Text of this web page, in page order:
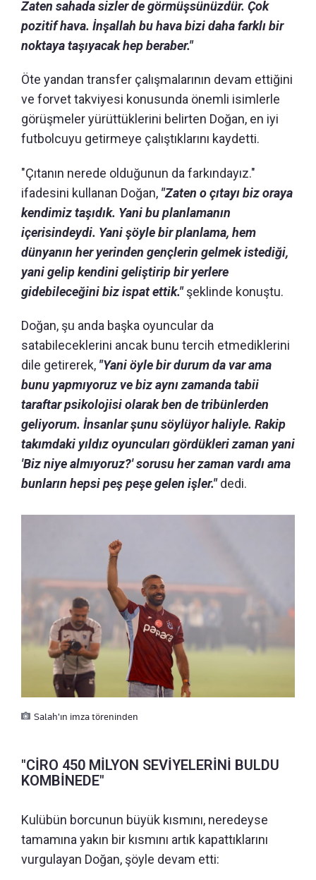
Zaten sahada sizler de görmüşsünüzdür. Çok
pozitif hava. İnşallah bu hava bizi daha farklı bir
noktaya taşıyacak hep beraber."
Öte yandan transfer çalışmalarının devam ettiğini
ve forvet takviyesi konusunda önemli isimlerle
görüşmeler yürüttüklerini belirten Doğan, en iyi
futbolcuyu getirmeye çalıştıklarını kaydetti.
"Çıtanın nerede olduğunun da farkındayız."
ifadesini kullanan Doğan, "Zaten o çıtayı biz oraya
kendimiz taşıdık. Yani bu planlamanın
içerisindeydi. Yani şöyle bir planlama, hem
dünyanın her yerinden gençlerin gelmek istediği,
yani gelip kendini geliştirip bir yerlere
gidebileceğini biz ispat ettik."şeklinde konuştu.
Doğan, şu anda başka oyuncular da
satabileceklerini ancak bunu tercih etmediklerini
dile getirerek, "Yani öyle bir durum da var ama
bunu yapmıyoruz ve biz aynı zamanda tabii
taraftar psikolojisi olarak ben de tribünlerden
geliyorum. İnsanlar şunu söylüyor haliyle. Rakip
takımdaki yıldız oyuncuları gördükleri zaman yani
'Biz niye almıyoruz?' sorusu her zaman vardı ama
bunların hepsi peş peşe gelen işler."dedi.
Salah'ın imza töreninden
"CİRO 450 MİLYON SEVİYELERİNİ BULDU
KOMBİNEDE"
Kulübün borcunun büyük kısmını, neredeyse
tamamına yakın bir kısmını artık kapattıklarını
vurgulayan Doğan, şöyle devam etti: